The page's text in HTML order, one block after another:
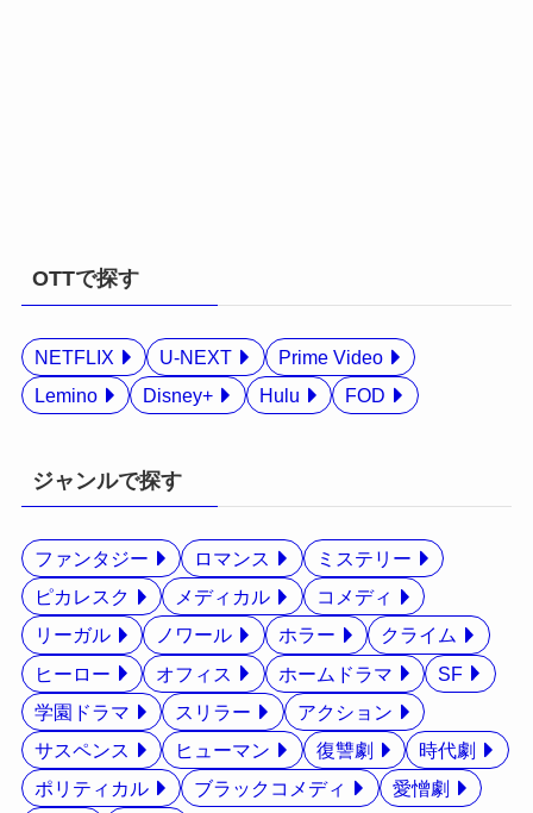
OTTで探す
NETFLIX U-NEXT
Prime Video
Lemino
Disney+ Hulu FOD
ジャンルで探す
ファンタジー ロマンス
ミステリー
ピカレスク
メディカル
コメディ
リーガル
ノワール ホラー
クライム
ヒーロー
オフィス ホームドラマ
SF
学園ドラマ
スリラー
アクション
サスペンス
ヒューマン 復讐劇
時代劇
ポリティカル
ブラックコメディ
愛憎劇